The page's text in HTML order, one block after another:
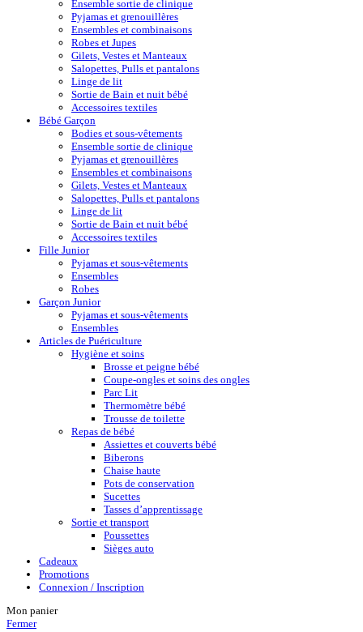
Ensemble sortie de clinique
Pyjamas et grenouillères
Ensembles et combinaisons
Robes et Jupes
Gilets, Vestes et Manteaux
Salopettes, Pulls et pantalons
Linge de lit
Sortie de Bain et nuit bébé
Accessoires textiles
Bébé Garçon
Bodies et sous-vêtements
Ensemble sortie de clinique
Pyjamas et grenouillères
Ensembles et combinaisons
Gilets, Vestes et Manteaux
Salopettes, Pulls et pantalons
Linge de lit
Sortie de Bain et nuit bébé
Accessoires textiles
Fille Junior
Pyjamas et sous-vêtements
Ensembles
Robes
Garçon Junior
Pyjamas et sous-vêtements
Ensembles
Articles de Puériculture
Hygiène et soins
Brosse et peigne bébé
Coupe-ongles et soins des ongles
Parc Lit
Thermomètre bébé
Trousse de toilette
Repas de bébé
Assiettes et couverts bébé
Biberons
Chaise haute
Pots de conservation
Sucettes
Tasses d’apprentissage
Sortie et transport
Poussettes
Sièges auto
Cadeaux
Promotions
Connexion / Inscription
Mon panier
Fermer